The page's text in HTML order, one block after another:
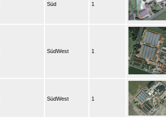
Süd 1
SüdWest 1
SüdWest 1